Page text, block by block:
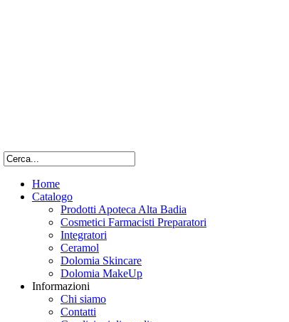
Home
Catalogo
Prodotti Apoteca Alta Badia
Cosmetici Farmacisti Preparatori
Integratori
Ceramol
Dolomia Skincare
Dolomia MakeUp
Informazioni
Chi siamo
Contatti